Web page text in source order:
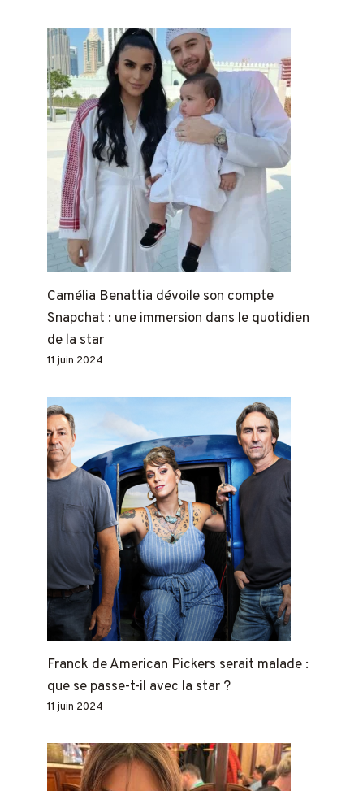
Camélia Benattia dévoile son compte
Snapchat : une immersion dans le quotidien
de la star
11 juin 2024
Franck de American Pickers serait malade :
que se passe-t-il avec la star ?
11 juin 2024